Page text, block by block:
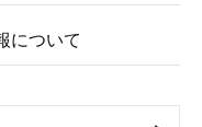
について